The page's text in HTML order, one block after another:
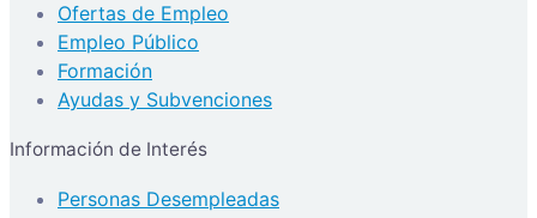
Ofertas de Empleo
Empleo Público
Formación
Ayudas y Subvenciones
Información de Interés
Personas Desempleadas